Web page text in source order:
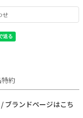
せ
約
ブランドページはこち